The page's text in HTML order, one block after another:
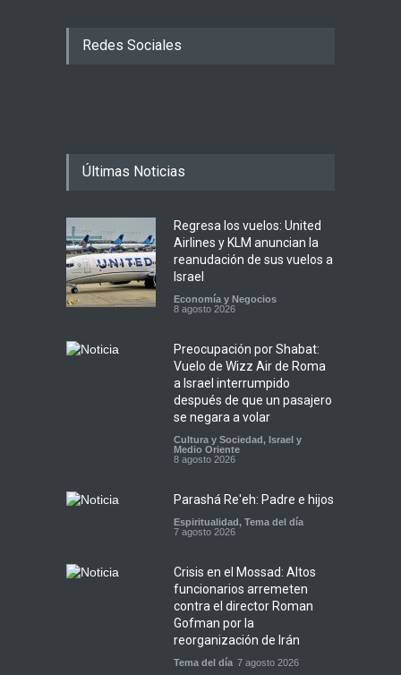
Redes Sociales
Últimas Noticias
Regresa los vuelos: United
Airlines y KLM anuncian la
reanudación de sus vuelos a
Israel
Economía y Negocios
8 agosto 2026
Preocupación por Shabat:
Vuelo de Wizz Air de Roma
a Israel interrumpido
después de que un pasajero
se negara a volar
Cultura y Sociedad, Israel y
Medio Oriente
8 agosto 2026
Parashá Re'eh: Padre e hijos
Espiritualidad, Tema del día
7 agosto 2026
Crisis en el Mossad: Altos
funcionarios arremeten
contra el director Roman
Gofman por la
reorganización de Irán
Tema del día 7 agosto 2026